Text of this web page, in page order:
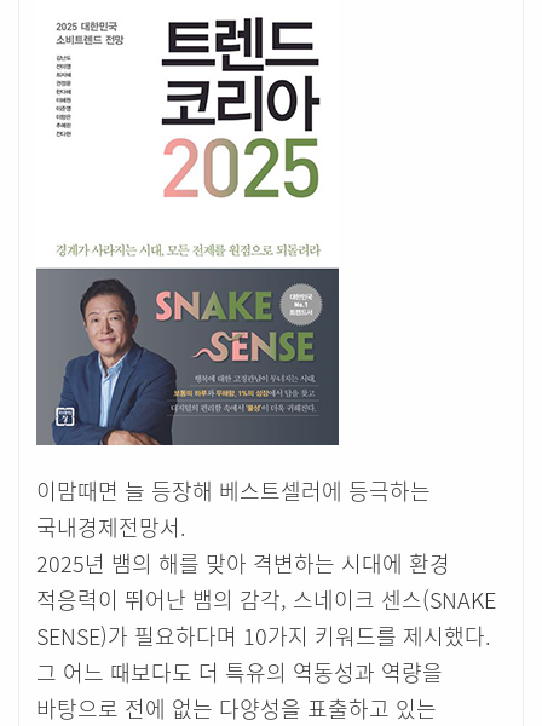
이맘때면 늘 등장해 베스트셀러에 등극하는
국내경제전망서.
2025년 뱀의 해를 맞아 격변하는 시대에 환경
적응력이 뛰어난 뱀의 감각, 스네이크 센스(SNAKE
SENSE)가 필요하다며 10가지 키워드를 제시했다.
그 어느 때보다도 더 특유의 역동성과 역량을
바탕으로 전에 없는 다양성을 표출하고 있는